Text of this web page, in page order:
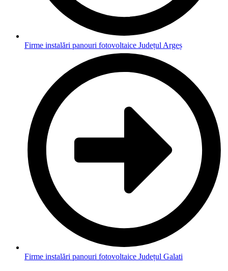
Firme instalări panouri fotovoltaice Județul Argeș
Firme instalări panouri fotovoltaice Județul Galati